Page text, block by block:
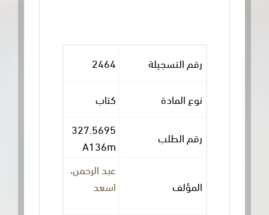
رقم التسجيلة
نوع المادة
رقم الطلب
327.5695
A136m
المؤلف
عبد الرحمن،